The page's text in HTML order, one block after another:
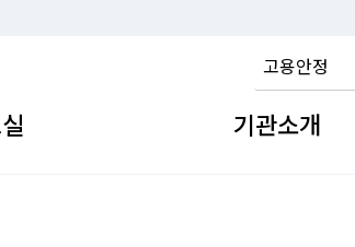
기관소개